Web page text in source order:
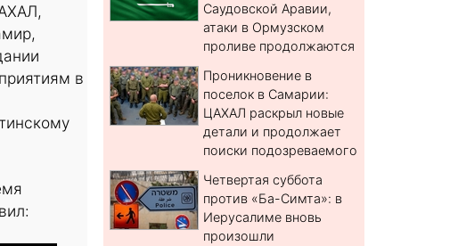
в
Саудовской Аравии,
атаки в Ормузском
проливе продолжаются
Проникновение в
поселок в Самарии:
ЦАХАЛ раскрыл новые
детали и продолжает
поиски подозреваемого
Четвертая суббота
против «Ба-Симта»: в
Иерусалиме вновь
произошли